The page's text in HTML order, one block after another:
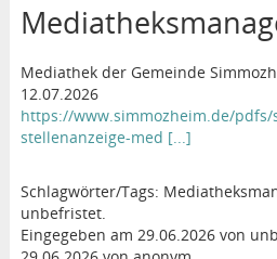
Mediathek der Gemeinde
12.07.2026
https://www.simmozheim.de/pdfs/
stellenanzeige-med [...]
Schlagwörter/Tags:
unbefristet.
Eingegeben am 29.06.2026 von